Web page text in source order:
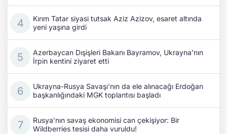
Kırım Tatar siyasi tutsak Aziz Azizov, esaret altında
yeni yaşına girdi
Azerbaycan Dışişleri Bakanı Bayramov, Ukrayna'nın
İrpin kentini ziyaret etti
Ukrayna-Rusya Savaşı'nın da ele alınacağı Erdoğan
başkanlığındaki MGK toplantısı başladı
Rusya’nın savaş ekonomisi can çekişiyor: Bir
Wildberries tesisi daha vuruldu!